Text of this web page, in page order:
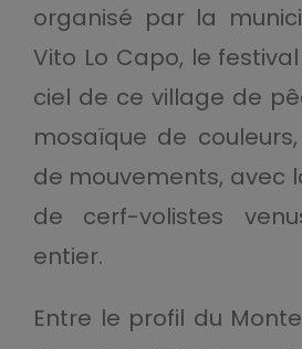
organisé par la
Vito Lo Capo, le
ciel de ce village de
mosaïque de
de mouvements, avec
de cerf-volistes
entier.
Entre le profil du